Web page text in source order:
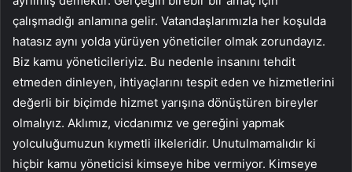
çalışmadığı anlamına gelir. Vatandaşlarımızla her koşulda
hatasız aynı yolda yürüyen yöneticiler olmak zorundayız.
Biz kamu yöneticileriyiz. Bu nedenle insanını tehdit
etmeden dinleyen, ihtiyaçlarını tespit eden ve hizmetlerini
değerli bir biçimde hizmet yarışına dönüştüren bireyler
olmalıyız. Aklımız, vicdanımız ve gereğini yapmak
yolculuğumuzun kıymetli ilkeleridir. Unutulmamalıdır ki
hiçbir kamu yöneticisi kimseye hibe vermiyor. Kimseye